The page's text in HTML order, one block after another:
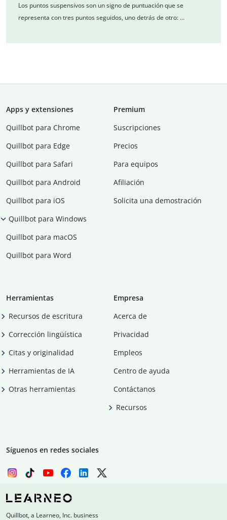
Los puntos suspensivos son un signo de puntuación que se
representa con tres puntos seguidos, uno detrás de otro: …
Apps y extensiones
Quillbot para Chrome
Quillbot para Edge
Quillbot para Safari
Quillbot para Android
Quillbot para iOS
Quillbot para Windows
Quillbot para macOS
Quillbot para Word
Premium
Suscripciones
Precios
Para equipos
Afiliación
Solicita una demostración
Herramientas
Recursos de escritura
Corrección lingüística
Citas y originalidad
Herramientas de IA
Otras herramientas
Empresa
Acerca de
Privacidad
Empleos
Centro de ayuda
Contáctanos
Recursos
Síguenos en redes sociales
Quillbot, a Learneo, Inc. business